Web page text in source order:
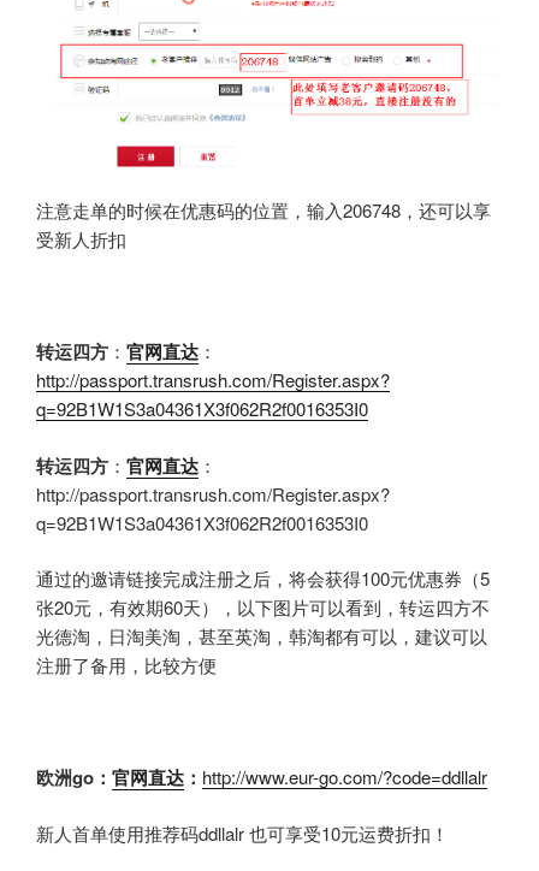
注意走单的时候在优惠码的位置，输入206748，还可以享
受新人折扣
转运四方 ： 官网直达 ：
http://passport.transrush.com/Register.aspx?
q=92B1W1S3a04361X3f062R2f0016353I0
转运四方 ： 官网直达 ：
http://passport.transrush.com/Register.aspx?
q=92B1W1S3a04361X3f062R2f0016353I0
通过的邀请链接完成注册之后，将会获得100元优惠券（5
张20元，有效期60天），以下图片可以看到，转运四方不
光德淘，日淘美淘，甚至英淘，韩淘都有可以，建议可以
注册了备用，比较方便
欧洲go ： 官网直达 ： http://www.eur-go.com/?code=ddllalr
新人首单使用推荐码ddllalr 也可享受10元运费折扣！